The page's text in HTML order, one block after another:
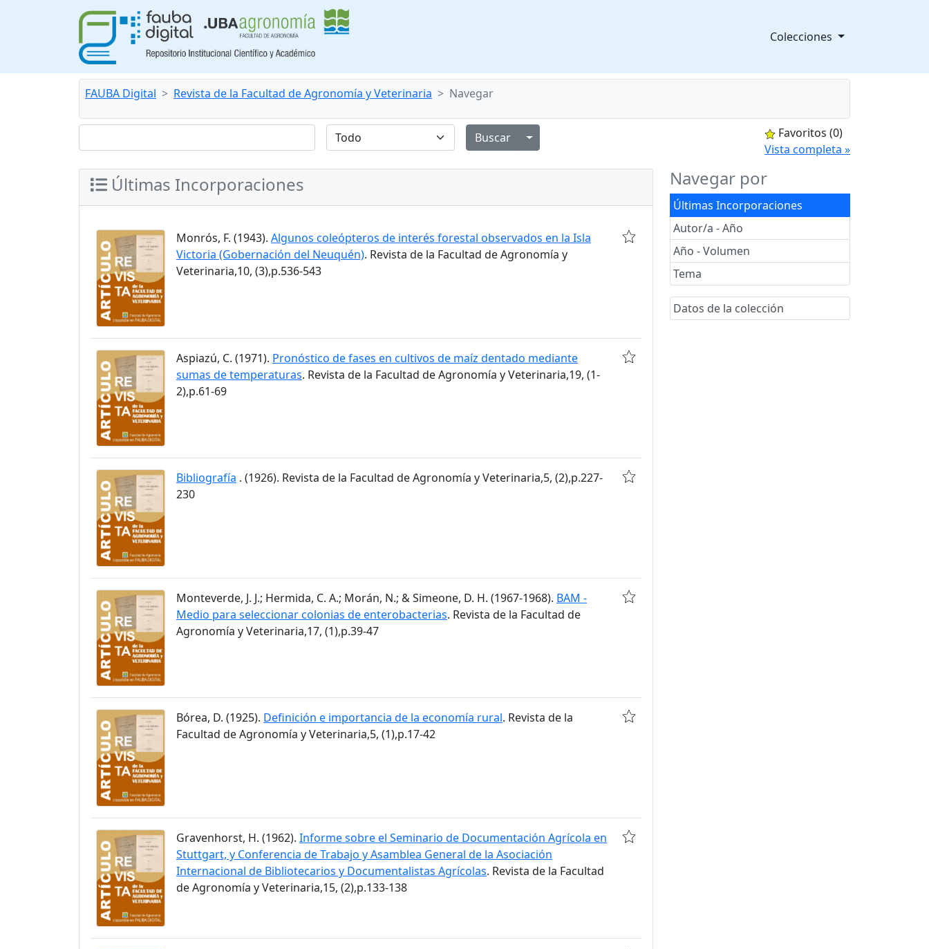
Colecciones
FAUBA Digital Revista de la Facultad de Agronomía y Veterinaria Navegar
Alternar menú desplegable
Favoritos (0)
Vista completa »
Navegar por
Últimas Incorporaciones
Autor/a - Año
Año - Volumen
Tema
Datos de la colección
Últimas Incorporaciones
Monrós, F. (1943). Algunos coleópteros de interés forestal observados en la Isla
Victoria (Gobernación del Neuquén). Revista de la Facultad de Agronomía y
Veterinaria,10, (3),p.536-543
Aspiazú, C. (1971). Pronóstico de fases en cultivos de maíz dentado mediante
sumas de temperaturas. Revista de la Facultad de Agronomía y Veterinaria,19, (1-
2),p.61-69
Bibliografía . (1926). Revista de la Facultad de Agronomía y Veterinaria,5, (2),p.227-
230
Monteverde, J. J.; Hermida, C. A.; Morán, N.; & Simeone, D. H. (1967-1968). BAM -
Medio para seleccionar colonias de enterobacterias. Revista de la Facultad de
Agronomía y Veterinaria,17, (1),p.39-47
Bórea, D. (1925). Definición e importancia de la economía rural. Revista de la
Facultad de Agronomía y Veterinaria,5, (1),p.17-42
Gravenhorst, H. (1962). Informe sobre el Seminario de Documentación Agrícola en
Stuttgart, y Conferencia de Trabajo y Asamblea General de la Asociación
Internacional de Bibliotecarios y Documentalistas Agrícolas. Revista de la Facultad
de Agronomía y Veterinaria,15, (2),p.133-138